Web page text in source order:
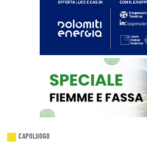
CAPOLUOGO